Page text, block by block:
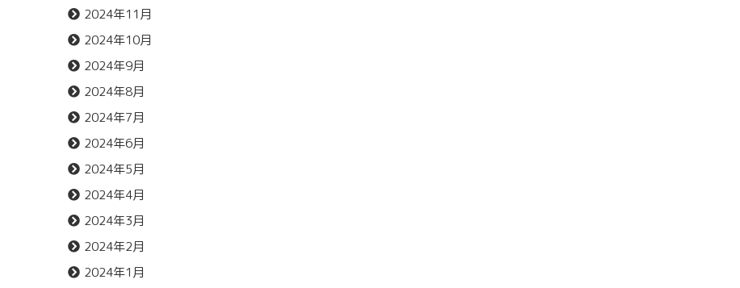
2024年11月
2024年10月
2024年9月
2024年8月
2024年7月
2024年6月
2024年5月
2024年4月
2024年3月
2024年2月
2024年1月